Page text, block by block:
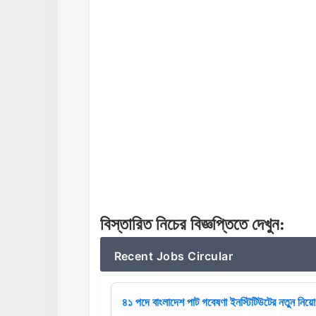
বিস্তারিত নিচের বিজ্ঞপ্তিতে দেখুন:
Recent Jobs Circular
৪১ পদে বাংলাদেশ পাট গবেষণা ইনস্টিটিউটের নতুন